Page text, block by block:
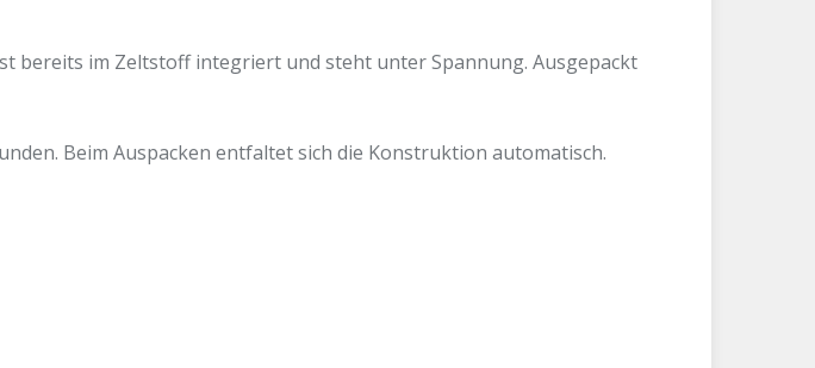
bereits im Zeltstoff integriert und steht unter Spannung. Ausgepackt
Beim Auspacken entfaltet sich die Konstruktion automatisch.